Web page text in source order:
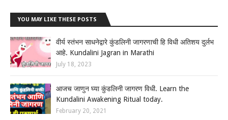
YOU MAY LIKE THESE POSTS
वीर्य स्तंभन साधनेद्वारे कुंडलिनी जागरणाची हि विधी अतिशय दुर्लभ
आहे. Kundalini Jagran in Marathi
July 18, 2023
आजच जाणुन घ्या कुंडलिनी जागरण विधी. Learn the
Kundalini Awakening Ritual today.
February 20, 2021